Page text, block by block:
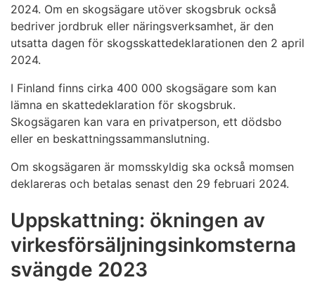
2024. Om en skogsägare utöver skogsbruk också
bedriver jordbruk eller näringsverksamhet, är den
utsatta dagen för skogsskattedeklarationen den 2 april
2024.
I Finland finns cirka 400 000 skogsägare som kan
lämna en skattedeklaration för skogsbruk.
Skogsägaren kan vara en privatperson, ett dödsbo
eller en beskattningssammanslutning.
Om skogsägaren är momsskyldig ska också momsen
deklareras och betalas senast den 29 februari 2024.
Uppskattning: ökningen av
virkesförsäljningsinkomsterna
svängde 2023